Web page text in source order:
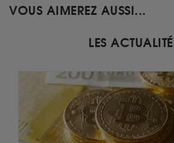
VOUS AIMEREZ AUSSI...
LES